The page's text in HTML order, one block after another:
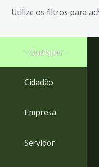
busca
Ir
rodapé
Utilize os filtros para
- Qualquer -
Cidadão
Empresa
Servidor